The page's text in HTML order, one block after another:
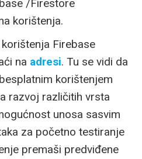
/Firestore
korištenja.
Firebase
na adresi. Tu se vidi da
korištenjem
razvoj različitih vrsta
unosa sasvim
za početno testiranje
premaši predviđene